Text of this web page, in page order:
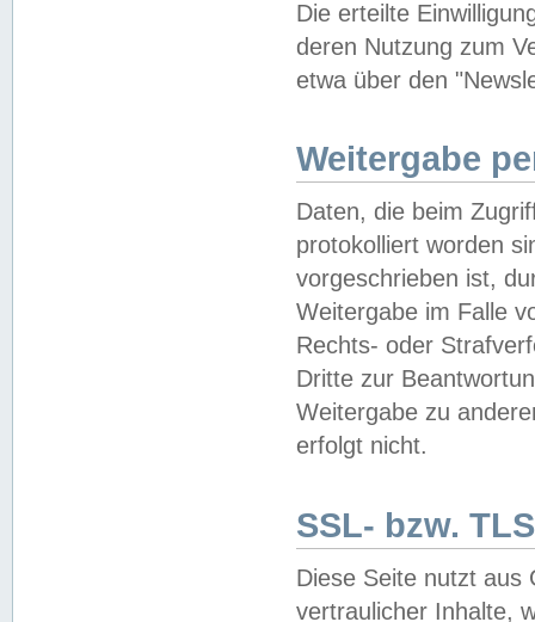
Die erteilte
deren Nutzung zum
etwa über den
Weitergabe
Daten, die beim
protokolliert worden
vorgeschrieben ist,
Weitergabe im Falle
Rechts- oder
Dritte zur
Weitergabe zu
erfolgt nicht.
SSL- bzw.
Diese Seite nutzt aus
vertraulicher Inhalte,